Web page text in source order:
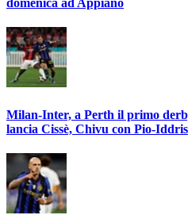
domenica ad Appiano
Milan-Inter, a Perth il primo
lancia Cissè, Chivu con Pio-